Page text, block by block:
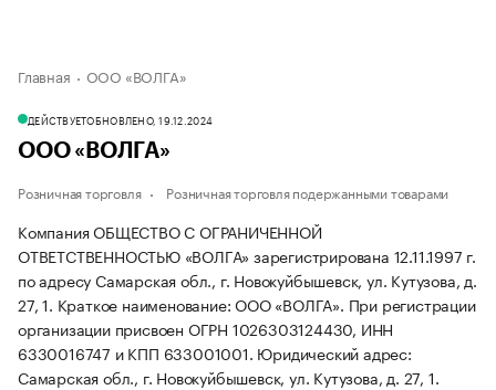
Главная ООО «ВОЛГА»
ДЕЙСТВУЕТОБНОВЛЕНО, 19.12.2024
ООО «ВОЛГА»
Розничная торговля Розничная торговля подержанными товарами
Компания ОБЩЕСТВО С ОГРАНИЧЕННОЙ
ОТВЕТСТВЕННОСТЬЮ «ВОЛГА» зарегистрирована 12.11.1997 г.
по адресу Самарская обл., г. Новокуйбышевск, ул. Кутузова, д.
27, 1. Краткое наименование: ООО «ВОЛГА». При регистрации
организации присвоен ОГРН 1026303124430, ИНН
6330016747 и КПП 633001001. Юридический адрес:
Самарская обл., г. Новокуйбышевск, ул. Кутузова, д. 27, 1.